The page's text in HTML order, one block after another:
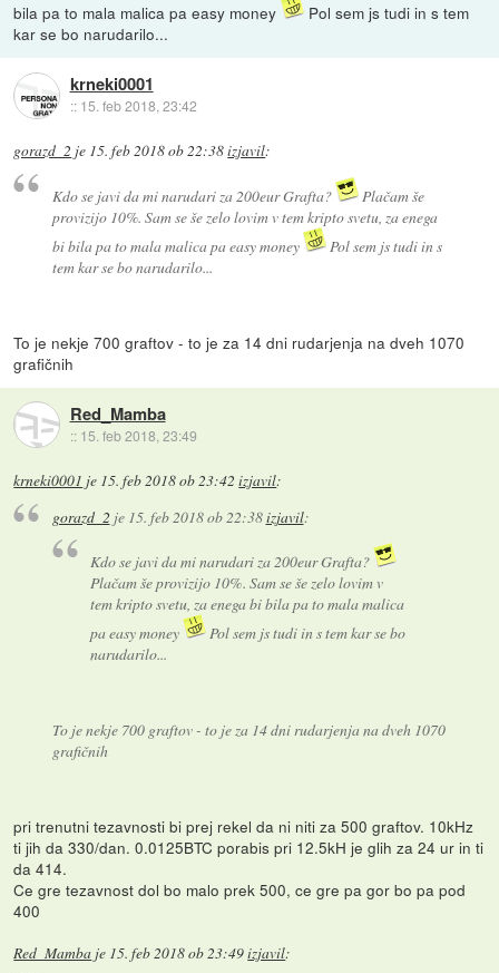
bila pa to mala malica pa easy money
Pol sem js tudi in s tem
kar se bo narudarilo...
krneki0001
:: 15. feb 2018, 23:42
gorazd_2 je 15. feb 2018 ob 22:38izjavil:
Kdo se javi da mi narudari za 200eur Grafta?
Plačam še
provizijo 10%. Sam se še zelo lovim v tem kripto svetu, za enega
bi bila pa to mala malica pa easy money
Pol sem js tudi in s
tem kar se bo narudarilo...
To je nekje 700 graftov - to je za 14 dni rudarjenja na dveh 1070
grafičnih
Red_Mamba
:: 15. feb 2018, 23:49
krneki0001 je 15. feb 2018 ob 23:42 izjavil:
gorazd_2je 15. feb 2018 ob 22:38izjavil:
Kdo se javi da mi narudari za 200eur Grafta?
Plačam še provizijo 10%. Sam se še zelo lovim v
tem kripto svetu, za enega bi bila pa to mala malica
pa easy money
Pol sem js tudi in s tem kar se bo
narudarilo...
To je nekje 700 graftov - to je za 14 dni rudarjenja na dveh 1070
grafičnih
pri trenutni tezavnosti bi prej rekel da ni niti za 500 graftov. 10kHz
ti jih da 330/dan. 0.0125BTC porabis pri 12.5kH je glih za 24 ur in ti
da 414.
Ce gre tezavnost dol bo malo prek 500, ce gre pa gor bo pa pod
400
Red_Mamba je 15. feb 2018 ob 23:49izjavil: